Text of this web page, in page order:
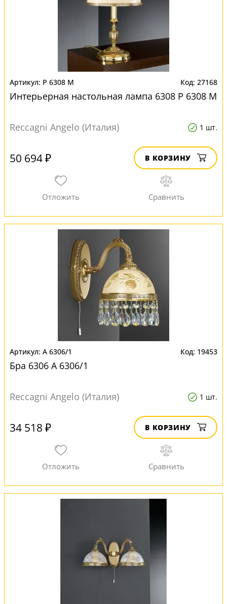
P 6308 M 27168
Интерьерная настольная лампа 6308 P 6308 M
Reccagni Angelo (Италия) 1 шт.
50 694 ₽ В КОРЗИНУ
A 6306/1 19453
Бра 6306 A 6306/1
Reccagni Angelo (Италия) 1 шт.
34 518 ₽ В КОРЗИНУ